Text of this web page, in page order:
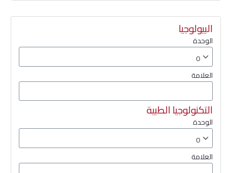
البيولوجيا
الوحدة
العلامة
التكنولوجيا الطبية
الوحدة
العلامة